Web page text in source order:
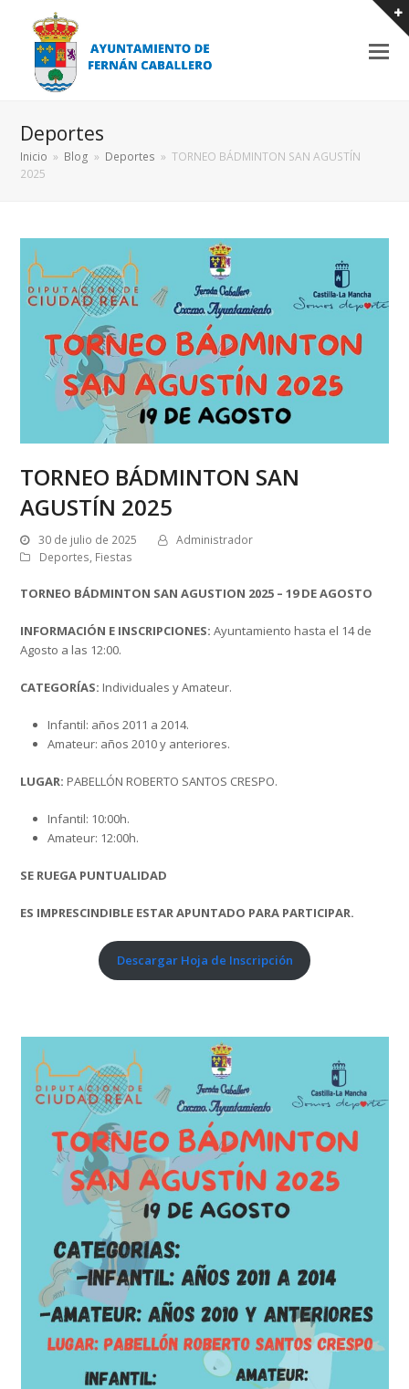
Deportes
Inicio » Blog » Deportes » TORNEO BÁDMINTON SAN AGUSTÍN
2025
TORNEO BÁDMINTON SAN
AGUSTÍN 2025
30 de julio de 2025
Administrador
Deportes, Fiestas
TORNEO BÁDMINTON SAN AGUSTION 2025 – 19 DE AGOSTO
INFORMACIÓN E INSCRIPCIONES: Ayuntamiento hasta el 14 de
Agosto a las 12:00.
CATEGORÍAS: Individuales y Amateur.
Infantil: años 2011 a 2014.
Amateur: años 2010 y anteriores.
LUGAR: PABELLÓN ROBERTO SANTOS CRESPO.
Infantil: 10:00h.
Amateur: 12:00h.
SE RUEGA PUNTUALIDAD
ES IMPRESCINDIBLE ESTAR APUNTADO PARA PARTICIPAR.
Descargar Hoja de Inscripción